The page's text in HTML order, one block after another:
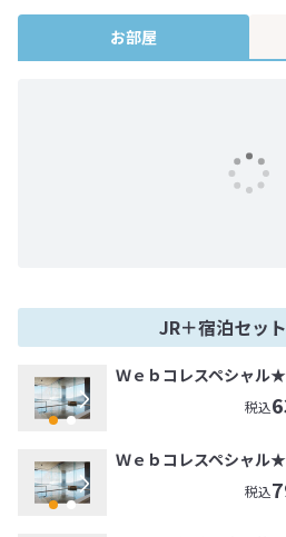
終確認画面でご確認ください。
お部屋
JR＋宿泊セッ
Ｗｅｂコレスペシャル
税込
Ｗｅｂコレスペシャル
税込